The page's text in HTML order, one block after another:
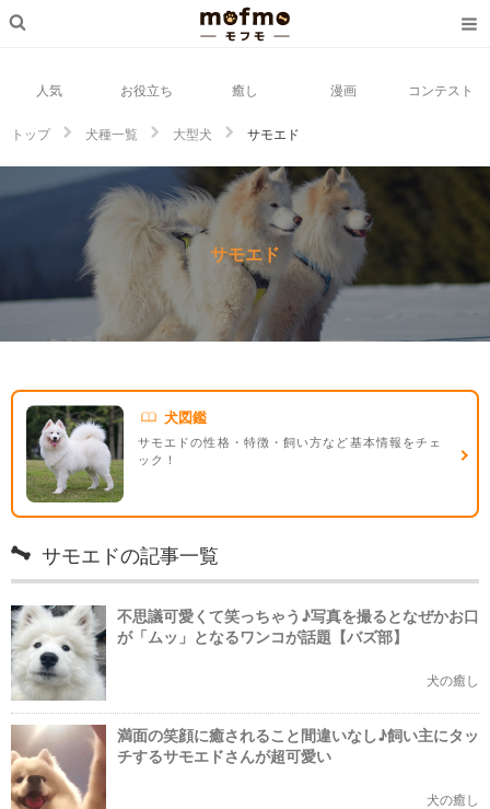
人気 お役立ち 癒し 漫画 コンテスト
トップ 犬種一覧 大型犬 サモエド
サモエド
犬図鑑
サモエドの性格・特徴・飼い方など基本情報をチェ
ック！
サモエドの記事一覧
不思議可愛くて笑っちゃう♪写真を撮るとなぜかお口
が「ムッ」となるワンコが話題【バズ部】
犬の癒し
満面の笑顔に癒されること間違いなし♪飼い主にタッ
チするサモエドさんが超可愛い
犬の癒し